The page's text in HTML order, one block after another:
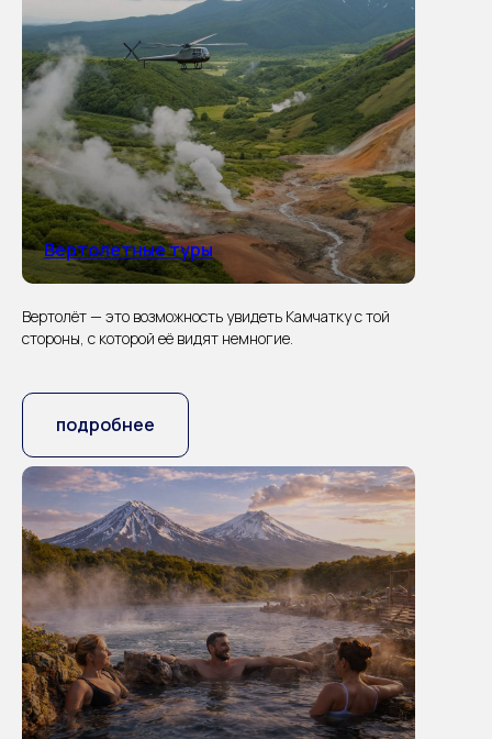
Вертолетные туры
Вертолёт — это возможность увидеть Камчатку с той
стороны, с которой её видят немногие.
подробнее